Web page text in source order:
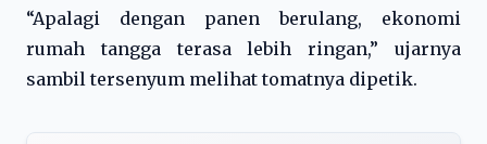
“Apalagi dengan panen berulang, ekonomi
rumah tangga terasa lebih ringan,” ujarnya
sambil tersenyum melihat tomatnya dipetik.